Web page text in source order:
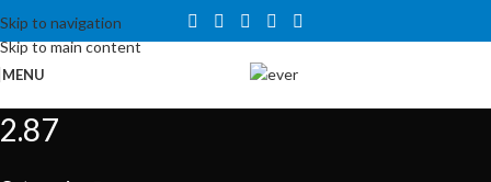
Skip to navigation
Skip to main content
Tähelepanu! Veebisait on väljatöötamisel ning töötab ajutiselt
kataloogirežiimis. Hetkel veel tellida ei saa, kuid on võimalus tutvuda
toodete ja hindadega.
MENU
2.87